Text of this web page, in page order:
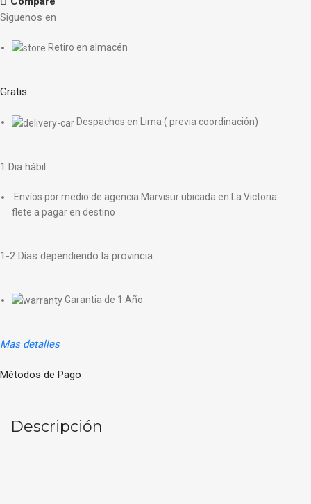
Siguenos en
Retiro en almacén
Gratis
Despachos en Lima ( previa coordinación)
1 Dia hábil
Envíos por medio de agencia Marvisur ubicada en La Victoria
flete a pagar en destino
1-2 Días dependiendo la provincia
Garantia de 1 Año
Mas detalles
Métodos de Pago
Descripción